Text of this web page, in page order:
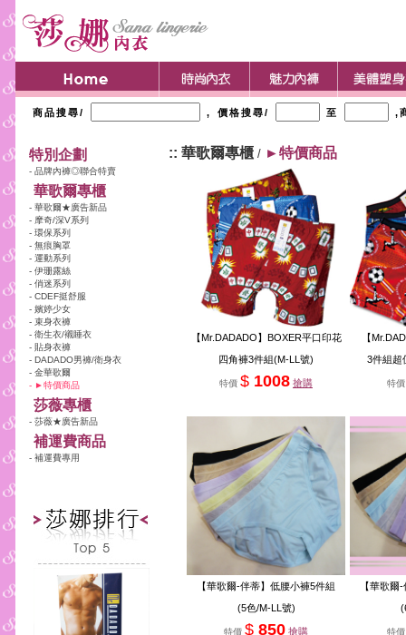
商品搜尋/ , 價格搜尋/ 至 ,
特別企劃
- 品牌內褲◎聯合特賣
華歌爾專櫃
- 華歌爾★廣告新品
- 摩奇/深V系列
- 環保系列
- 無痕胸罩
- 運動系列
- 伊珊露絲
- 俏迷系列
- CDEF挺舒服
- 嬪婷少女
- 束身衣褲
- 衛生衣/襯睡衣
- 貼身衣褲
- DADADO男褲/衛身衣
- 金華歌爾
- ►特價商品
莎薇專櫃
- 莎薇★廣告新品
補運費商品
- 補運費專用
:: 華歌爾專櫃 / ►特價商品
【Mr.DADADO】BOXER平口印花
四角褲3件組(M-LL號)
特價 $ 1008 搶購
【
3件組超
特
【華歌爾-伴蒂】低腰小褲5件組
(5色/M-LL號)
特價 $ 850 搶購
【華歌爾
特